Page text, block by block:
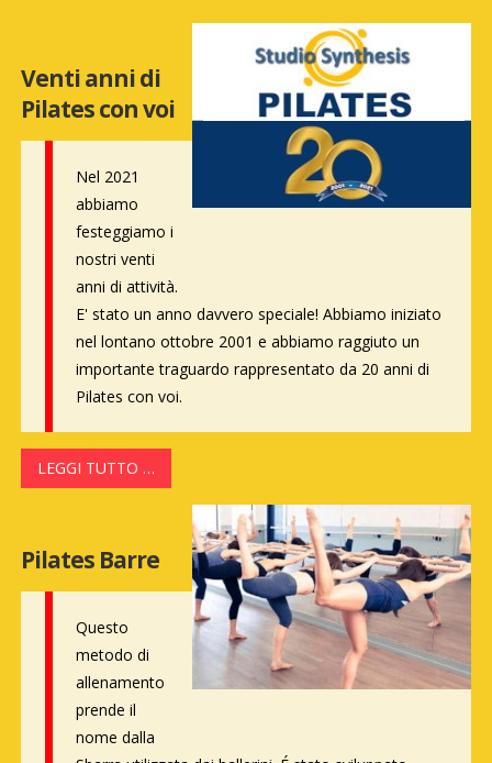
Venti anni di
Pilates con voi
Nel 2021
abbiamo
festeggiamo i
nostri venti
anni di attività.
E' stato un anno davvero speciale! Abbiamo iniziato
nel lontano ottobre 2001 e abbiamo raggiuto un
importante traguardo rappresentato da 20 anni di
Pilates con voi.
LEGGI TUTTO …
Pilates Barre
Questo
metodo di
allenamento
prende il
nome dalla